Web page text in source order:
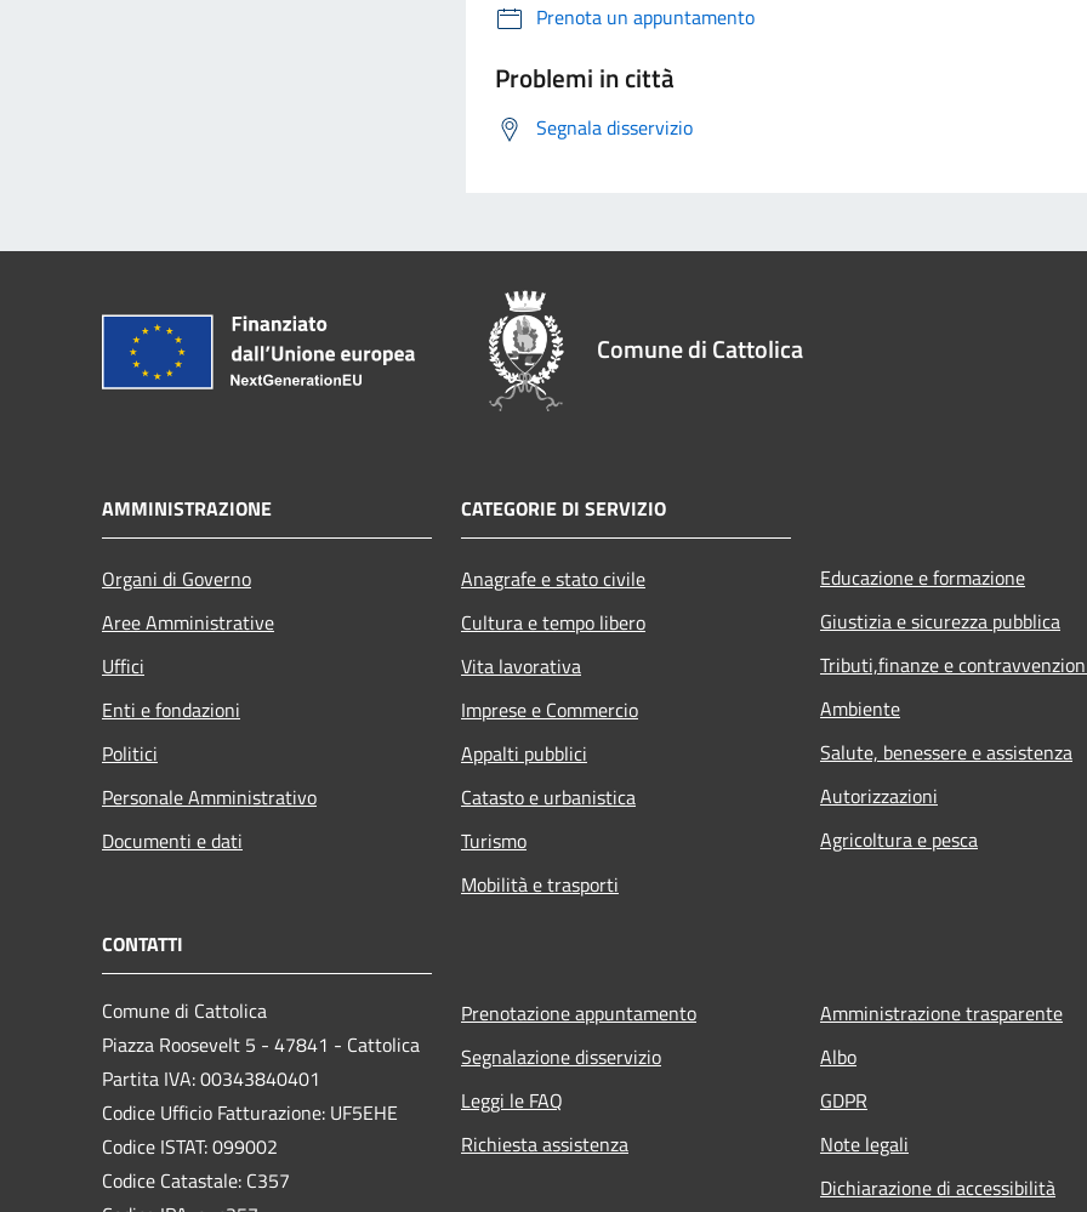
Prenota un appuntamento
Problemi in città
Segnala disservizio
Comune di Cattolica
AMMINISTRAZIONE
Organi di Governo
Aree Amministrative
Uffici
Enti e fondazioni
Politici
Personale Amministrativo
Documenti e dati
CATEGORIE DI SERVIZIO
Anagrafe e stato civile
Cultura e tempo libero
Vita lavorativa
Imprese e Commercio
Appalti pubblici
Catasto e urbanistica
Turismo
Mobilità e trasporti
Educazione e formazione
Giustizia e sicurezza pubblica
Tributi,finanze e
Ambiente
Salute, benessere e assistenza
Autorizzazioni
Agricoltura e pesca
CONTATTI
Comune di Cattolica
Piazza Roosevelt 5 - 47841 - Cattolica
Partita IVA: 00343840401
Codice Ufficio Fatturazione: UF5EHE
Codice ISTAT: 099002
Codice Catastale: C357
Prenotazione appuntamento
Segnalazione disservizio
Leggi le FAQ
Richiesta assistenza
Amministrazione trasparente
Albo
GDPR
Note legali
Dichiarazione di accessibilità